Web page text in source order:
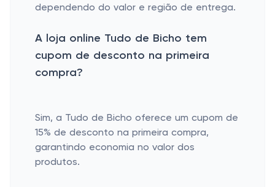
dependendo do valor e região de entrega.
A loja online Tudo de Bicho tem
cupom de desconto na primeira
compra?
Sim, a Tudo de Bicho oferece um cupom de
15% de desconto na primeira compra,
garantindo economia no valor dos
produtos.